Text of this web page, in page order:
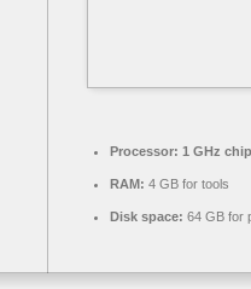
Processor: 1 GHz
RAM: 4 GB for tools
Disk space: 64 GB for